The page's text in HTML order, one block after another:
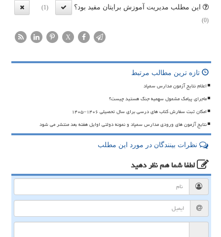
این مطلب مدیریت آموزش برایتان مفید بود؟
(1)
(0)
X
تازه ترین مطالب مرتبط
اعلام نتایج آزمون مدارس سمپاد
ماجرای پیامک مشمول سهمیه جنگ هستید چیست؟
امکان ثبت سفارش کتاب های درسی برای سال تحصیلی ۱۴۰۶–۱۴۰۵
نتایج آزمون های ورودی مدارس سمپاد و نمونه دولتی اوایل هفته بعد منتشر می شود
نظرات بینندگان در مورد این مطلب
لطفا شما همنظر دهید